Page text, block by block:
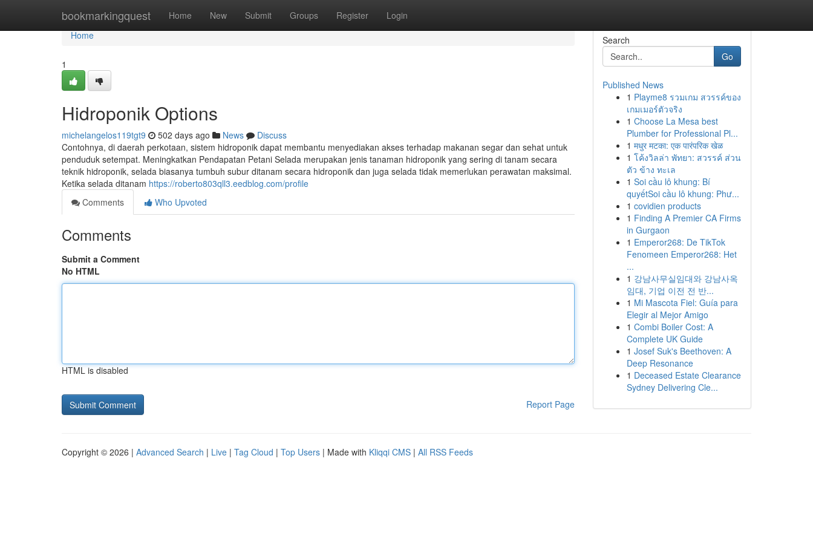
bookmarkingquest Home New Submit Groups Register Login
Home
Home
1
Hidroponik Options
michelangelos119tgt9 502 days ago News
Discuss
Contohnya, di daerah perkotaan, sistem hidroponik dapat membantu menyediakan akses terhadap makanan segar dan sehat untuk
penduduk setempat. Meningkatkan Pendapatan Petani Selada merupakan jenis tanaman hidroponik yang sering di tanam secara
teknik hidroponik, selada biasanya tumbuh subur ditanam secara hidroponik dan juga selada tidak memerlukan perawatan maksimal.
Ketika selada ditanam https://roberto803qll3.eedblog.com/profile
Comments
Who Upvoted
Comments
Submit a Comment
No HTML
HTML is disabled
Report Page
Search
Go
Published News
1 Playme8 รวมเกม สวรรค์ของ
เกมเมอร์ตัวจริง
1 Choose La Mesa best
Plumber for Professional Pl...
1 मधुर मटका: एक पारंपरिक खेळ
1 โค้งวิลล่า พัทยา: สวรรค์ ส่วน
ตัว ข้าง ทะเล
1 Soi cầu lô khung: Bí
quyếtSoi cầu lô khung: Phư...
1 covidien products
1 Finding A Premier CA Firms
in Gurgaon
1 Emperor268: De TikTok
Fenomeen Emperor268: Het
...
1 강남사무실임대와 강남사옥
임대, 기업 이전 전 반...
1 Mi Mascota Fiel: Guía para
Elegir al Mejor Amigo
1 Combi Boiler Cost: A
Complete UK Guide
1 Josef Suk's Beethoven: A
Deep Resonance
1 Deceased Estate Clearance
Sydney Delivering Cle...
Copyright © 2026 | Advanced Search | Live | Tag Cloud | Top Users | Made with Kliqqi CMS | All RSS Feeds